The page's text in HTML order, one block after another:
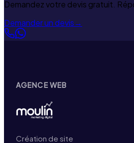
Demandez votre devis gratuit.
Demander un devis→
AGENCE WEB
Création de site